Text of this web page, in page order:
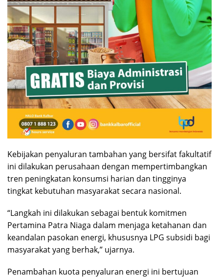
Kebijakan penyaluran tambahan yang bersifat fakultatif
ini dilakukan perusahaan dengan mempertimbangkan
tren peningkatan konsumsi harian dan tingginya
tingkat kebutuhan masyarakat secara nasional.
“Langkah ini dilakukan sebagai bentuk komitmen
Pertamina Patra Niaga dalam menjaga ketahanan dan
keandalan pasokan energi, khususnya LPG subsidi bagi
masyarakat yang berhak,” ujarnya.
Penambahan kuota penyaluran energi ini bertujuan